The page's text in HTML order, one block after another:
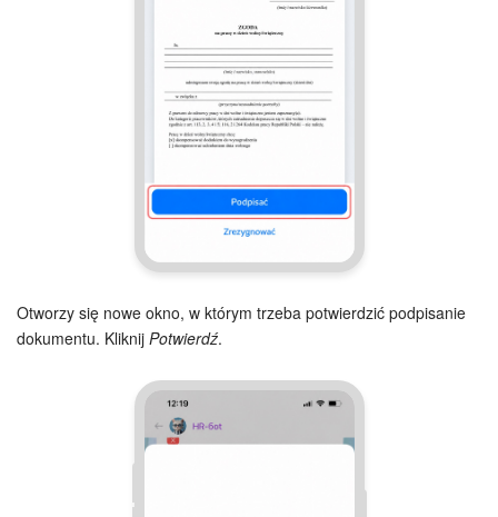
CRM + Sklep internetowy
Wsparcie Bitrix24
Bitrix24 On-premise
e-Podpis
e-Podpis w HR
Otworzy się nowe okno, w którym trzeba potwierdzić podpisanie
dokumentu. Kliknij Potwierdź.